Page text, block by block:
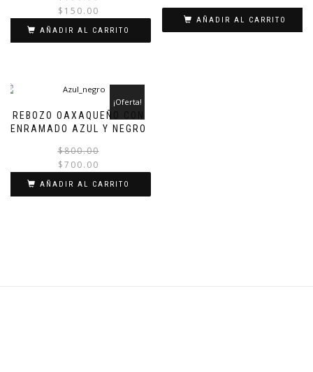
$ 150.00
AÑADIR AL CARRITO
AÑADIR AL CARRITO
REBOZO OAXAQUEÑO CON
ENRAMADO AZUL Y NEGRO
¡Oferta!
$800.00
$700.00
AÑADIR AL CARRITO